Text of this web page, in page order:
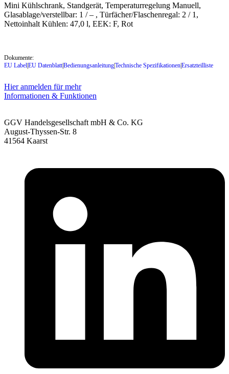
Mini Kühlschrank, Standgerät, Temperaturregelung Manuell,
Glasablage/verstellbar: 1 / – , Türfächer/Flaschenregal: 2 / 1,
Nettoinhalt Kühlen: 47,0 l, EEK: F, Rot
Dokumente:
EU Label|EU Datenblatt|Bedienungsanleitung|Technische Spezifikationen|Ersatzteilliste
Hier anmelden für mehr
Informationen & Funktionen
GGV Handelsgesellschaft mbH & Co. KG
August-Thyssen-Str. 8
41564 Kaarst